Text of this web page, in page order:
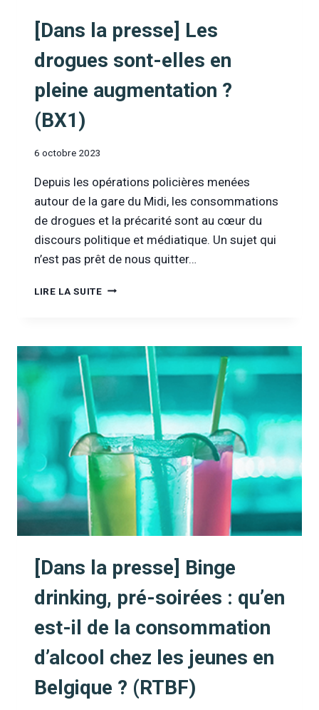
[Dans la presse] Les
drogues sont-elles en
pleine augmentation ?
(BX1)
6 octobre 2023
Depuis les opérations policières menées
autour de la gare du Midi, les consommations
de drogues et la précarité sont au cœur du
discours politique et médiatique. Un sujet qui
n’est pas prêt de nous quitter…
LIRE LA SUITE[DANS
DROGUES
SONT-
ELLES
PLEINE
AUGMENTATION
?
(BX1)
[Dans la presse] Binge
drinking, pré-soirées : qu’en
est-il de la consommation
d’alcool chez les jeunes en
Belgique ? (RTBF)